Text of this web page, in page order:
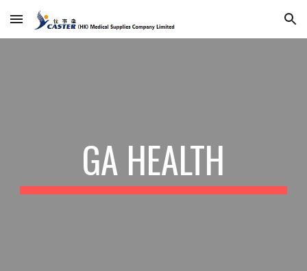
Skip to main content Skip to navigation
GA HEALTH